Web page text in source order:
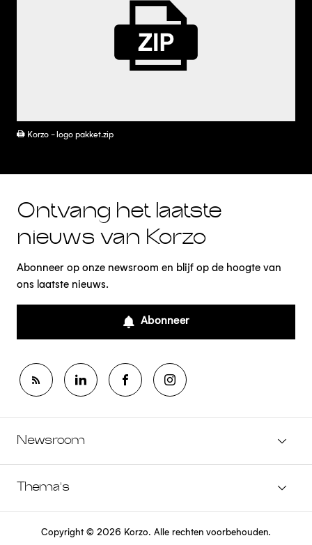
Korzo - logo pakket.zip
Ontvang het laatste
nieuws van Korzo
Abonneer op onze newsroom en blijf op de hoogte van
ons laatste nieuws.
Abonneer
Newsroom
Thema's
Copyright © 2026 Korzo. Alle rechten voorbehouden.